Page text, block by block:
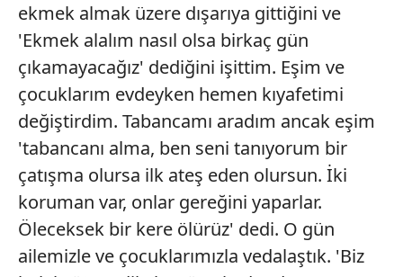
ekmek almak üzere dışarıya gittiğini ve
'Ekmek alalım nasıl olsa birkaç gün
çıkamayacağız' dediğini işittim. Eşim ve
çocuklarım evdeyken hemen kıyafetimi
değiştirdim. Tabancamı aradım ancak eşim
'tabancanı alma, ben seni tanıyorum bir
çatışma olursa ilk ateş eden olursun. İki
koruman var, onlar gereğini yaparlar.
Öleceksek bir kere ölürüz' dedi. O gün
ailemizle ve çocuklarımızla vedalaştık. 'Biz